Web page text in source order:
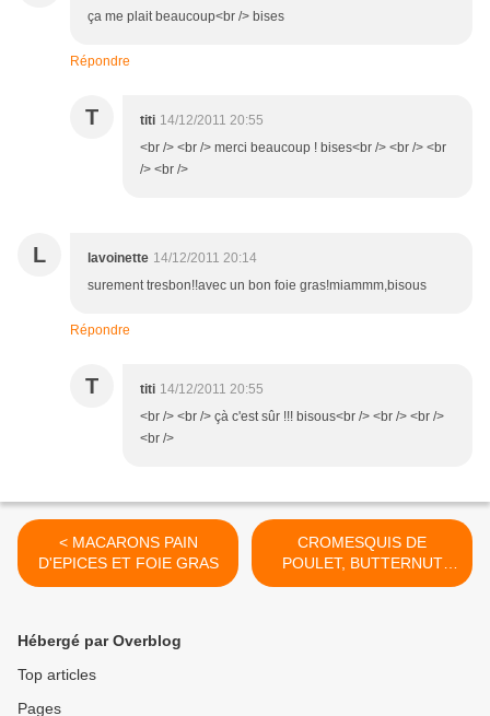
ça me plait beaucoup<br /> bises
Répondre
T titi 14/12/2011 20:55
<br /> <br /> merci beaucoup ! bises<br /> <br /> <br
/> <br />
L lavoinette 14/12/2011 20:14
surement tresbon!!avec un bon foie gras!miammm,bisous
Répondre
T titi 14/12/2011 20:55
<br /> <br /> çà c'est sûr !!! bisous<br /> <br /> <br />
<br />
< MACARONS PAIN
D'EPICES ET FOIE GRAS
CROMESQUIS DE
POULET, BUTTERNUT
CONFIT et... >
Hébergé par Overblog
Top articles
Pages